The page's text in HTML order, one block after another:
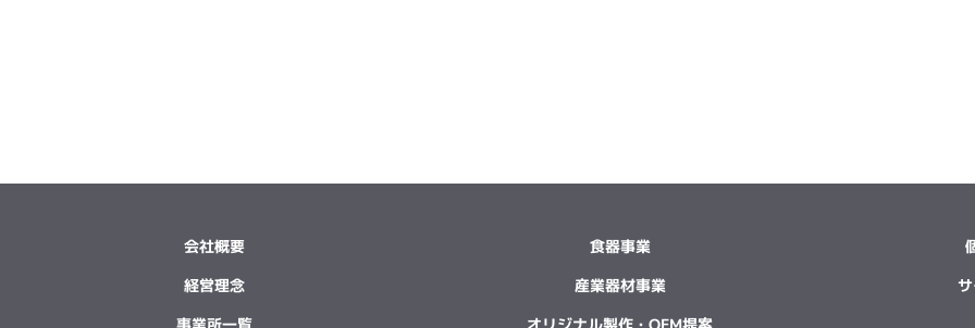
会社概要
経営理念
事業所一覧
食器事業
産業器材事業
オリジナル製作・OEM提案